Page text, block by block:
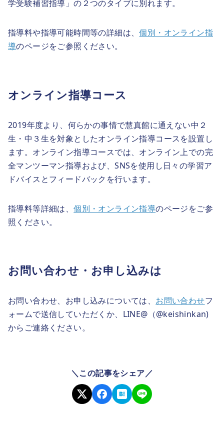
学受験補習指導」の２つのタイプに別れます。
指導料や指導可能時間等の詳細は、個別・オンライン指
導のページをご参照ください。
オンライン指導コース
2019年度より、何らかの事情で慧真館に通えない中２
生・中３生を対象としたオンライン指導コースを設置し
ます。オンライン指導コースでは、オンライン上での完
全マンツーマン指導および、SNSを使用し日々の学習ア
ドバイスとフィードバックを行います。
指導料等詳細は、個別・オンライン指導のページをご参
照ください。
お問い合わせ・お申し込みは
お問い合わせ、お申し込みについては、 お問い合わせフ
ォームで送信していただくか、LINE@（@keishinkan)
からご連絡ください。
＼この記事をシェア／